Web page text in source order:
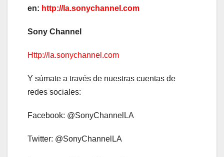
en: http://la.sonychannel.com
Sony Channel
Http://la.sonychannel.com
Y súmate a través de nuestras cuentas de
redes sociales:
Facebook: @SonyChannelLA
Twitter: @SonyChannelLA